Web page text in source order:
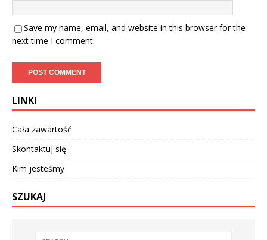
Save my name, email, and website in this browser for the
next time I comment.
LINKI
Cała zawartość
Skontaktuj się
Kim jesteśmy
SZUKAJ